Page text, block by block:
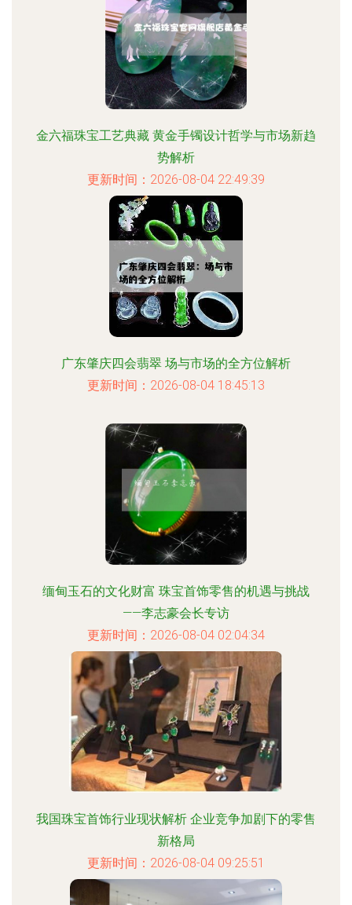
金六福珠宝工艺典藏 黄金手镯设计哲学与市场新趋
势解析
更新时间：2026-08-04 22:49:39
广东肇庆四会翡翠 场与市场的全方位解析
更新时间：2026-08-04 18:45:13
缅甸玉石的文化财富 珠宝首饰零售的机遇与挑战
——李志豪会长专访
更新时间：2026-08-04 02:04:34
我国珠宝首饰行业现状解析 企业竞争加剧下的零售
新格局
更新时间：2026-08-04 09:25:51